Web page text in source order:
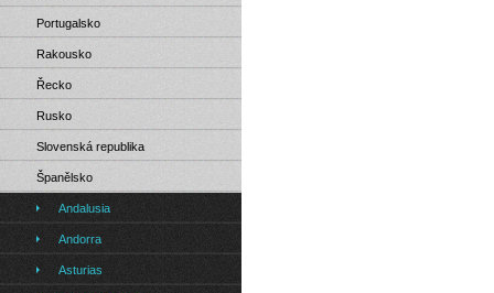
Portugalsko
Rakousko
Řecko
Rusko
Slovenská republika
Španělsko
Andalusia
Andorra
Asturias